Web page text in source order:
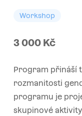
Workshop
3 000 Kč
Program přináší
rozmanitosti
programu je
skupinové